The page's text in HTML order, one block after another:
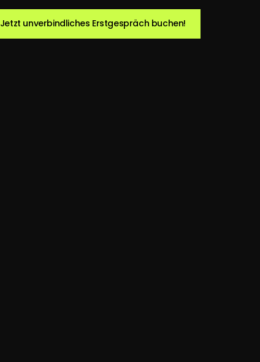
Jetzt unverbindliches Erstgespräch buchen!